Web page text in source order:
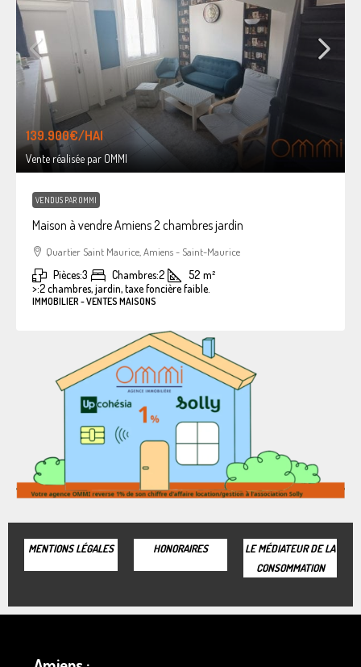
139.900€/HAI
Vente réalisée par OMMI
VENDUS PAR OMMI
Maison à vendre Amiens 2 chambres jardin
Quartier Saint Maurice, Amiens - Saint-Maurice
Pièces:3 Chambres:2 52 m²
>:2 chambres, jardin, taxe foncière faible.
IMMOBILIER - VENTES MAISONS
MENTIONS LÉGALES HONORAIRES
LE MÉDIATEUR DE LA
CONSOMMATION